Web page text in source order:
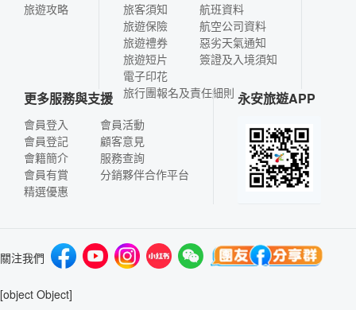
旅遊攻略
旅客須知
旅遊保險
旅遊禮券
旅遊短片
電子印花
航班資料
航空公司資料
惡劣天氣通知
簽證及入境須知
旅行團報名及責任細則
更多服務與支援
會員登入
會員登記
會籍簡介
會員有賞
精選優惠
會員活動
顧客意見
服務查詢
分銷夥伴合作平台
永安旅遊APP
關注我們
[object Object]